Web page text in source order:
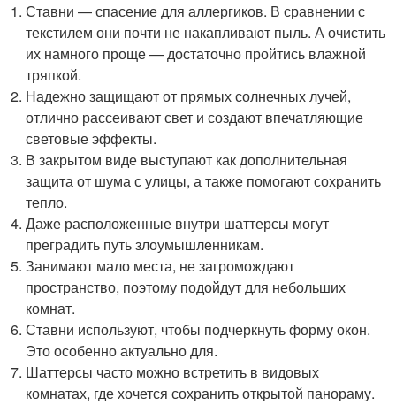
Ставни — спасение для аллергиков. В сравнении с
текстилем они почти не накапливают пыль. А очистить
их намного проще — достаточно пройтись влажной
тряпкой.
Надежно защищают от прямых солнечных лучей,
отлично рассеивают свет и создают впечатляющие
световые эффекты.
В закрытом виде выступают как дополнительная
защита от шума с улицы, а также помогают сохранить
тепло.
Даже расположенные внутри шаттерсы могут
преградить путь злоумышленникам.
Занимают мало места, не загромождают
пространство, поэтому подойдут для небольших
комнат.
Ставни используют, чтобы подчеркнуть форму окон.
Это особенно актуально для.
Шаттерсы часто можно встретить в видовых
комнатах, где хочется сохранить открытой панораму.